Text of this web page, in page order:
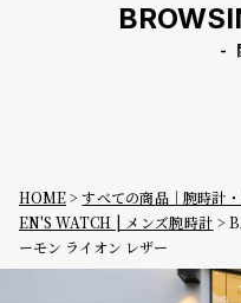
HOME すべての商品｜腕時計
EN'S WATCH | メンズ腕時計
ーモン ライオン レザー